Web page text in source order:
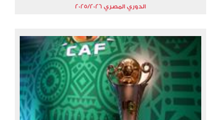
الدوري المصري 2025/2026